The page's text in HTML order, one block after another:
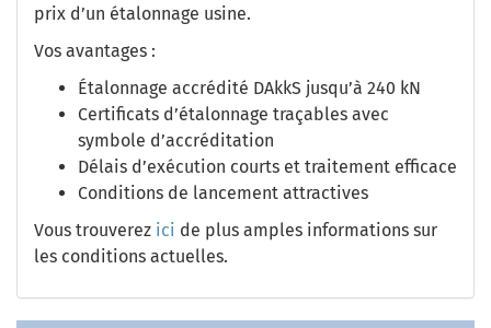
prix d’un étalonnage usine.
Vos avantages :
Étalonnage accrédité DAkkS jusqu’à 240 kN
Certificats d’étalonnage traçables avec
symbole d’accréditation
Délais d’exécution courts et traitement efficace
Conditions de lancement attractives
Vous trouverez ici de plus amples informations sur
les conditions actuelles.